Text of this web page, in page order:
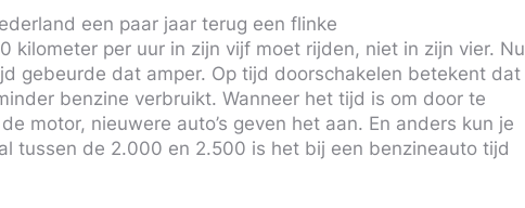
een paar jaar terug een flinke
kilometer per uur in zijn vijf moet rijden, niet in zijn vier. Nu
gebeurde dat amper. Op tijd doorschakelen betekent dat
benzine verbruikt. Wanneer het tijd is om door te
motor, nieuwere auto’s geven het aan. En anders kun je
tussen de 2.000 en 2.500 is het bij een benzineauto tijd